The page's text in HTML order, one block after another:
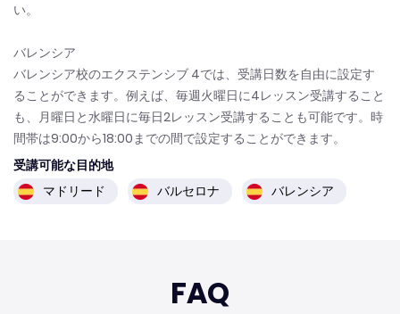
い。
バレンシア
バレンシア校のエクステンシブ 4では、受講日数を自由に設定す
ることができます。例えば、毎週火曜日に4レッスン受講すること
も、月曜日と水曜日に毎日2レッスン受講することも可能です。時
間帯は9:00から18:00までの間で設定することができます。
受講可能な目的地
マドリード
バルセロナ バレンシア
FAQ